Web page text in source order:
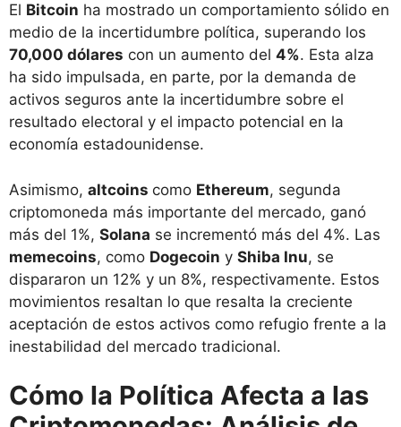
El Bitcoin ha mostrado un comportamiento sólido en
medio de la incertidumbre política, superando los
70,000 dólares con un aumento del 4%. Esta alza
ha sido impulsada, en parte, por la demanda de
activos seguros ante la incertidumbre sobre el
resultado electoral y el impacto potencial en la
economía estadounidense.
Asimismo, altcoins como Ethereum, segunda
criptomoneda más importante del mercado, ganó
más del 1%, Solana se incrementó más del 4%. Las
memecoins, como Dogecoin y Shiba Inu, se
dispararon un 12% y un 8%, respectivamente. Estos
movimientos resaltan lo que resalta la creciente
aceptación de estos activos como refugio frente a la
inestabilidad del mercado tradicional.
Cómo la Política Afecta a las